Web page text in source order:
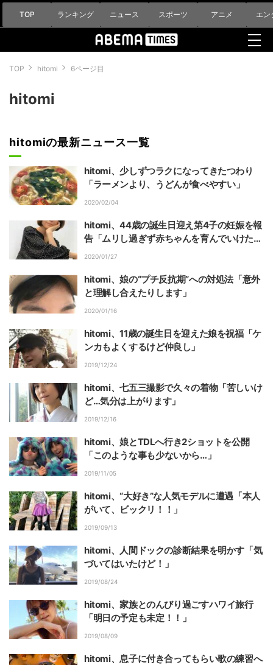
TOP ランキング ニュース スポーツ アニメ エン
TOP hitomi 6ページ目
hitomi
hitomiの最新ニュース一覧
hitomi、少しずつラクになってきたつわり
「ラーメンより、うどんが食べやすい」
2020/02/04
hitomi、44歳の誕生日迎え第4子の妊娠を報
告「ムリし過ぎず赤ちゃんを育んでいけた
ら」
2020/01/27
hitomi、娘の“プチ反抗期”への対処法「意外
と理解し合えたりします」
2020/01/16
hitomi、11歳の誕生日を迎えた娘を祝福「ケ
ンカもよくするけど仲良し」
2019/12/24
hitomi、七五三撮影で久々の着物「苦しいけ
ど…気分は上がります」
2019/12/16
hitomi、娘とTDLへ行き2ショットを公開
「このような事も少ないから…」
2019/11/05
hitomi、“大好き”な人気モデルに遭遇「本人
がいて、ビックリ！！」
2019/09/13
hitomi、人間ドックの診断結果を明かす「気
づいてはいたけど！」
2019/08/24
hitomi、家族とのんびり過ごすハワイ旅行
「明日の予定も未定！！」
2019/08/09
hitomi、息子に付き合ってもらい歌の練習へ